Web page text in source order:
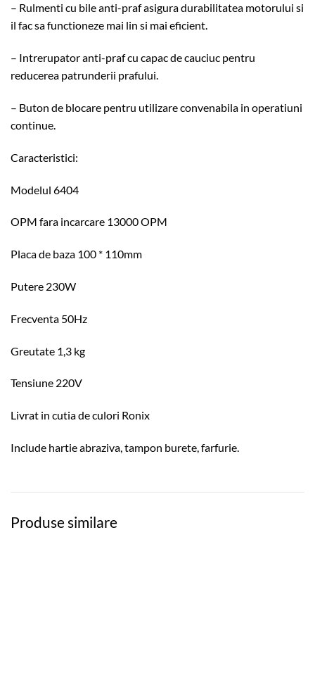
– Rulmenti cu bile anti-praf asigura durabilitatea motorului si
il fac sa functioneze mai lin si mai eficient.
– Intrerupator anti-praf cu capac de cauciuc pentru
reducerea patrunderii prafului.
– Buton de blocare pentru utilizare convenabila in operatiuni
continue.
Caracteristici:
Modelul 6404
OPM fara incarcare 13000 OPM
Placa de baza 100 * 110mm
Putere 230W
Frecventa 50Hz
Greutate 1,3 kg
Tensiune 220V
Livrat in cutia de culori Ronix
Include hartie abraziva, tampon burete, farfurie.
Produse similare